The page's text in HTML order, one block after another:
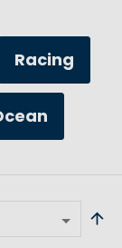
Racing